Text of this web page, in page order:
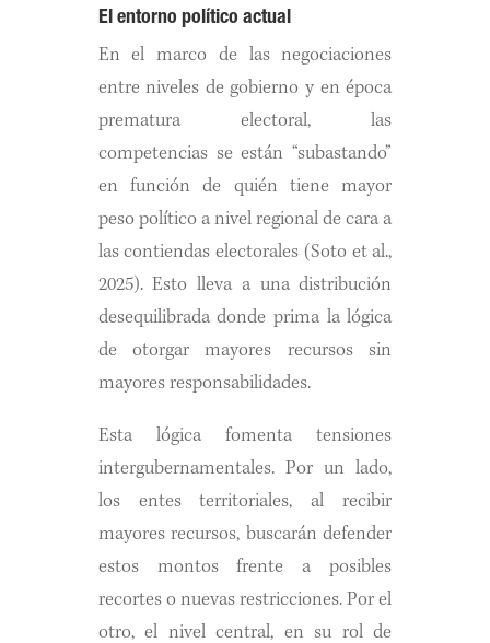
El entorno político actual
En el marco de las negociaciones
entre niveles de gobierno y en época
prematura electoral, las
competencias se están “subastando”
en función de quién tiene mayor
peso político a nivel regional de cara a
las contiendas electorales (Soto et al.,
2025). Esto lleva a una distribución
desequilibrada donde prima la lógica
de otorgar mayores recursos sin
mayores responsabilidades.
Esta lógica fomenta tensiones
intergubernamentales. Por un lado,
los entes territoriales, al recibir
mayores recursos, buscarán defender
estos montos frente a posibles
recortes o nuevas restricciones. Por el
otro, el nivel central, en su rol de